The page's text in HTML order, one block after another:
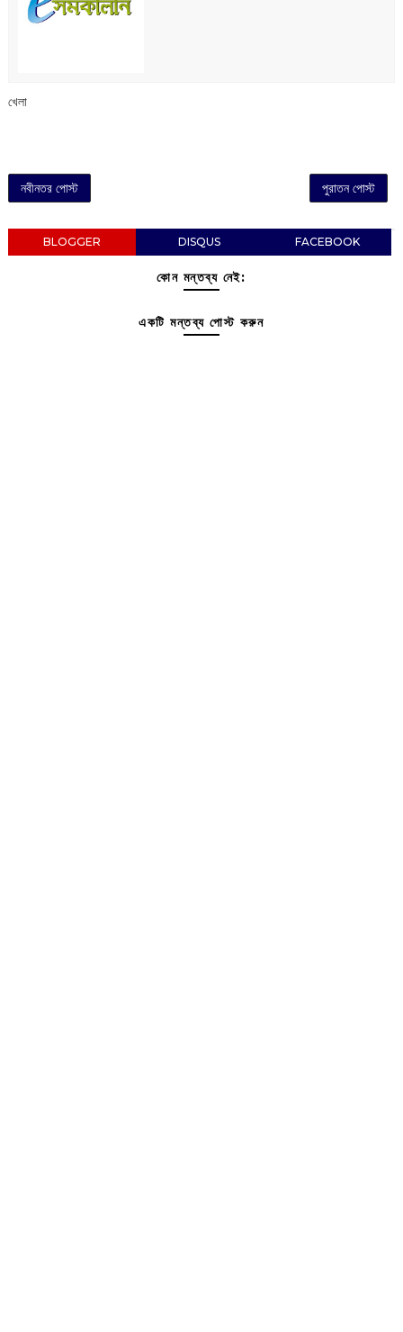
খেলা
নবীনতর পোস্ট পুরাতন পোস্ট
BLOGGER DISQUS FACEBOOK
কোন মন্তব্য নেই:
একটি মন্তব্য পোস্ট করুন